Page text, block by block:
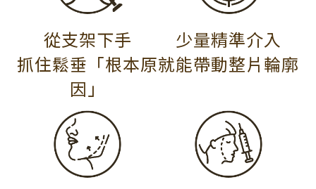
從支架下手
抓住鬆垂「根本原
因」
少量精準介入
就能帶動整片輪廓